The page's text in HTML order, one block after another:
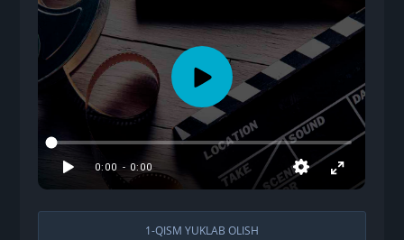
1-QISM YUKLAB OLISH